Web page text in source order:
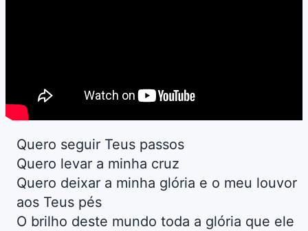
Quero seguir Teus passos
Quero levar a minha cruz
Quero deixar a minha glória e o meu louvor
aos Teus pés
O brilho deste mundo toda a glória que ele